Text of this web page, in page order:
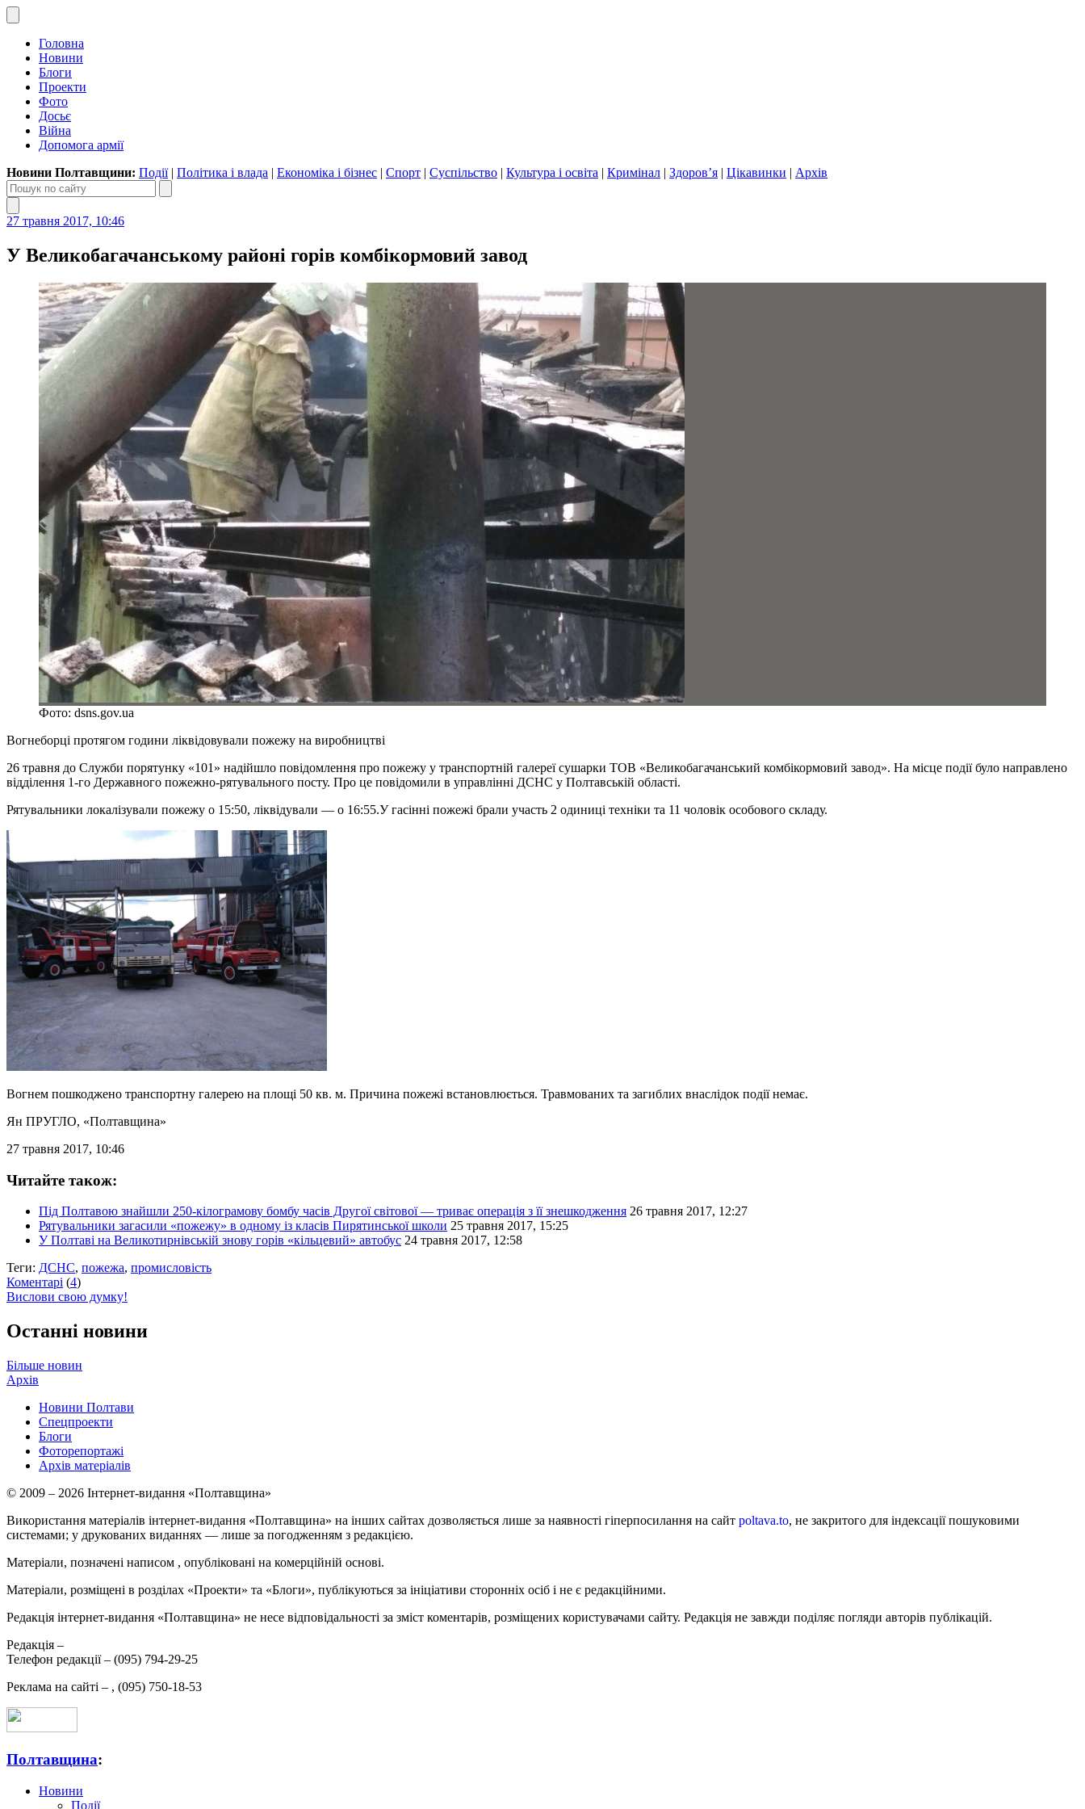
Головна
Новини
Блоги
Проекти
Фото
Досьє
Війна
Допомога армії
Новини Полтавщини: Події| Політика і влада | Економіка і бізнес | Спорт | Суспільство | Культура і освіта | Кримінал | Здоров’я | Цікавинки | Архів
27 травня 2017, 10:46
У Великобагачанському районі горів комбікормовий завод
Фото: dsns.gov.ua
Вогнеборці протягом години ліквідовували пожежу на виробництві
26 травня до Служби порятунку «101» надійшло повідомлення про пожежу у транспортній галереї сушарки ТОВ «Великобагачанський комбікормовий завод». На місце події було направлено
відділення 1-го Державного пожежно-рятувального посту. Про це повідомили в управлінні ДСНС у Полтавській області.
Рятувальники локалізували пожежу о 15:50, ліквідували — о 16:55.У гасінні пожежі брали участь 2 одиниці техніки та 11 чоловік особового складу.
Вогнем пошкоджено транспортну галерею на площі 50 кв. м. Причина пожежі встановлюється. Травмованих та загиблих внаслідок події немає.
Ян ПРУГЛО, «Полтавщина»
27 травня 2017, 10:46
Читайте також:
Під Полтавою знайшли 250-кілограмову бомбу часів Другої світової — триває операція з її знешкодження 26 травня 2017, 12:27
Рятувальники загасили «пожежу» в одному із класів Пирятинської школи 25 травня 2017, 15:25
У Полтаві на Великотирнівській знову горів «кільцевий» автобус 24 травня 2017, 12:58
Теги: ДСНС, пожежа, промисловість
Коментарі (4)
Вислови свою думку!
Останні новини
Більше новин
Архів
Новини Полтави
Спецпроекти
Блоги
Фоторепортажі
Архів матеріалів
© 2009 – 2026 Інтернет-видання «Полтавщина»
Використання матеріалів інтернет-видання «Полтавщина» на інших сайтах дозволяється лише за наявності гіперпосилання на сайт poltava.to, не закритого для індексації пошуковими
системами; у друкованих виданнях — лише за погодженням з редакцією.
Матеріали, позначені написом , опубліковані на комерційній основі.
Матеріали, розміщені в розділах «Проекти» та «Блоги», публікуються за ініціативи сторонніх осіб і не є редакційними.
Редакція інтернет-видання «Полтавщина» не несе відповідальності за зміст коментарів, розміщених користувачами сайту. Редакція не завжди поділяє погляди авторів публікацій.
Редакція –
Телефон редакції – (095) 794-29-25
Реклама на сайті – , (095) 750-18-53
Полтавщина:
Новини
Події